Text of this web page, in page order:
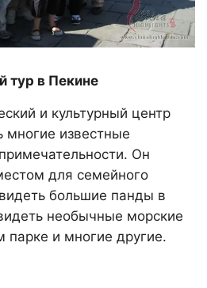
тур в Пекине
и культурный центр
многие известные
Он
для семейного
большие панды в
необычные морские
и многие другие.